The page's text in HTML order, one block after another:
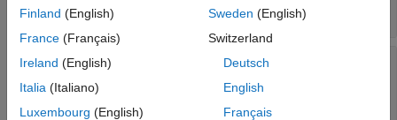
読み取り専用:
文字ベクトルの cell 配列
EnableAccessToBaseWorkspace
かどうかを指定
false(既定値) |
Finland (English)
France (Français)
Ireland (English)
Italia (Italiano)
Luxembourg (English)
Sweden (English)
Switzerland
Deutsch
English
Français